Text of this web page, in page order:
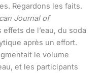
Regardons les faits.
Journal of
de l’eau, du soda
après un effort.
le volume
et les participants